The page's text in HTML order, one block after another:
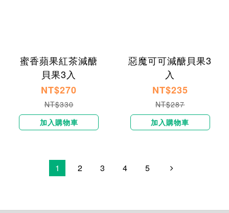
蜜香蘋果紅茶減醣
貝果3入
NT$270
NT$330
加入購物車
惡魔可可減醣貝果3
入
NT$235
NT$287
加入購物車
1 2 3 4 5